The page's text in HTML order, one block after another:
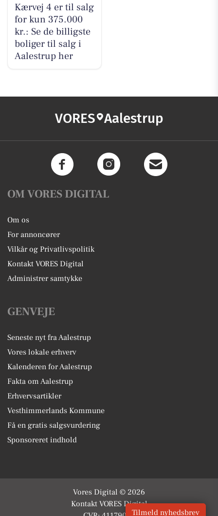
Kærvej 4 er til salg
for kun 375.000
kr.: Se de billigste
boliger til salg i
Aalestrup her
VORES Aalestrup
OM VORES DIGITAL
Om os
For annoncører
Vilkår og Privatlivspolitik
Kontakt VORES Digital
Administrer samtykke
GENVEJE
Seneste nyt fra Aalestrup
Vores lokale erhverv
Kalenderen for Aalestrup
Fakta om Aalestrup
Erhvervsartikler
Vesthimmerlands Kommune
Få en gratis salgsvurdering
Sponsoreret indhold
Vores Digital © 2026
Kontakt VORES Digital
Tilmeld nyhedsbrev